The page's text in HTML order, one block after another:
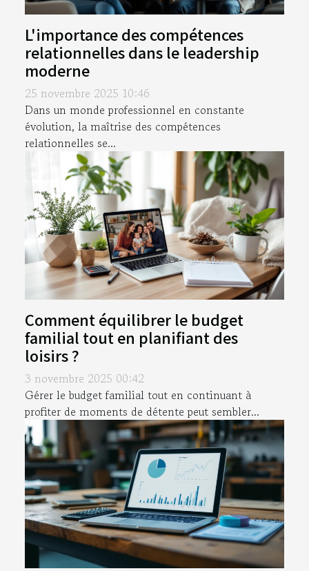
L'importance des compétences
relationnelles dans le leadership
moderne
25 novembre 2025 10:46
Dans un monde professionnel en constante
évolution, la maîtrise des compétences
relationnelles se...
Comment équilibrer le budget
familial tout en planifiant des
loisirs ?
3 novembre 2025 00:42
Gérer le budget familial tout en continuant à
profiter de moments de détente peut sembler...